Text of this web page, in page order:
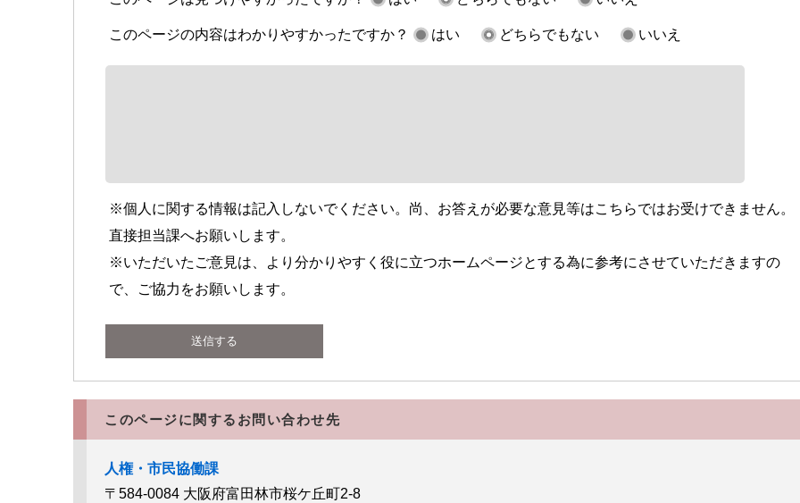
このページの内容はわかりやすかったですか？ はい どちらでもない いいえ
※個人に関する情報は記入しないでください。尚、お答えが必要な意見等はこちらではお受けできません。
直接担当課へお願いします。
※いただいたご意見は、より分かりやすく役に立つホームページとする為に参考にさせていただきますの
で、ご協力をお願いします。
このページに関するお問い合わせ先
人権・市民協働課
〒584-0084 大阪府富田林市桜ケ丘町2-8